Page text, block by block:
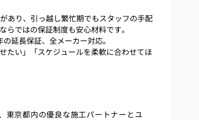
あり、引っ越し繁忙期でもスタッフの手配
らではの保証制度も安心材料です。
延長保証、全メーカー対応。
たい」「スケジュールを柔軟に合わせてほ
東京都内の優良な施工パートナーとユ